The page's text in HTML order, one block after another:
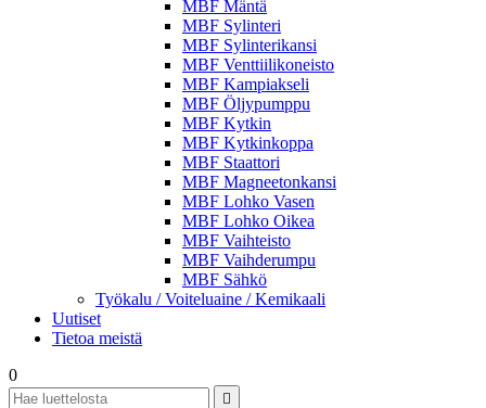
MBF Mäntä
MBF Sylinteri
MBF Sylinterikansi
MBF Venttiilikoneisto
MBF Kampiakseli
MBF Öljypumppu
MBF Kytkin
MBF Kytkinkoppa
MBF Staattori
MBF Magneetonkansi
MBF Lohko Vasen
MBF Lohko Oikea
MBF Vaihteisto
MBF Vaihderumpu
MBF Sähkö
Työkalu / Voiteluaine / Kemikaali
Uutiset
Tietoa meistä
0
